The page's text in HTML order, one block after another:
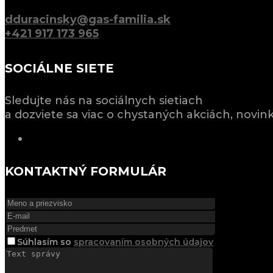
dduracinsky@gas-familia.sk
+421 917 173 965
SOCIÁLNE SIETE
Sledujte nás na sociálnych sietiach
a dozviete sa viac o chystaných akciách,
KONTAKTNÝ FORMULÁR
Súhlasím so spracovaním osobných údajov